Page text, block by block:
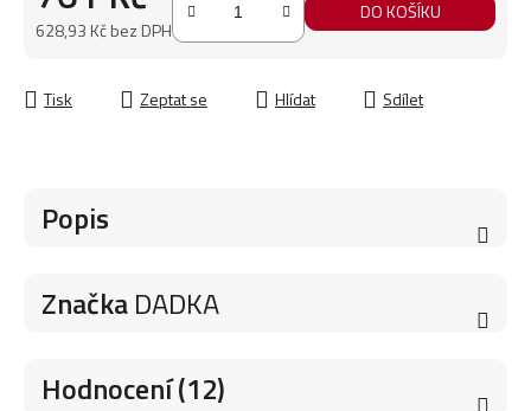
628,93 Kč bez DPH
DO KOŠÍKU
Tisk Zeptat se Hlídat Sdílet
Popis
ZnačkaDADKA
Hodnocení (12)